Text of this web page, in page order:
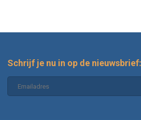
Schrijf je nu in op de nieuwsbrief: